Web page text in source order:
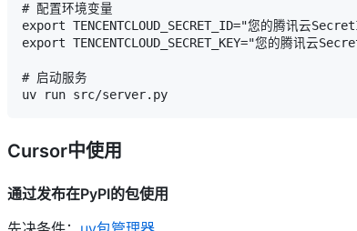
# 配置环境变量
export TENCENTCLOUD_SECRET_ID="您的腾讯云
export TENCENTCLOUD_SECRET_KEY="您的腾讯云
# 启动服务
Cursor中使用
通过发布在PyPI的包使用